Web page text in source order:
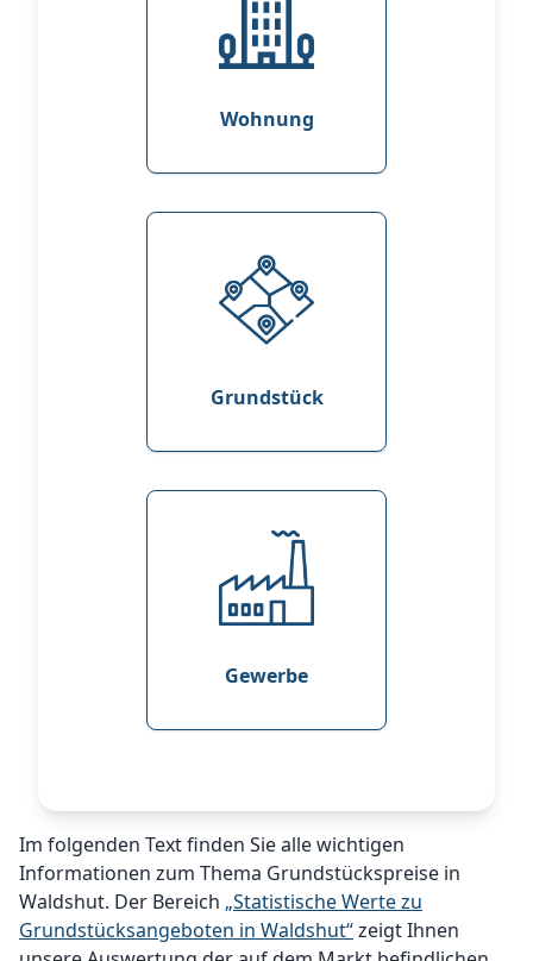
Wohnung
Grundstück
Gewerbe
Im folgenden Text finden Sie alle wichtigen
Informationen zum Thema Grundstückspreise in
Waldshut. Der Bereich „Statistische Werte zu
Grundstücksangeboten in Waldshut“zeigt Ihnen